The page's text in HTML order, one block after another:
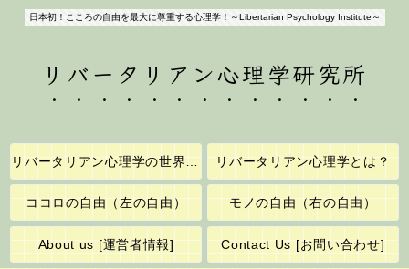
日本初！こころの自由を最大に尊重する心理学！～Libertarian Psychology Institute～
リバータリアン心理学研究所
リバータリアン心理学の世界へようこそ！ リバータリアン心理学とは？
ココロの自由（左の自由） モノの自由（右の自由）
About us [運営者情報] Contact Us [お問い合わせ]